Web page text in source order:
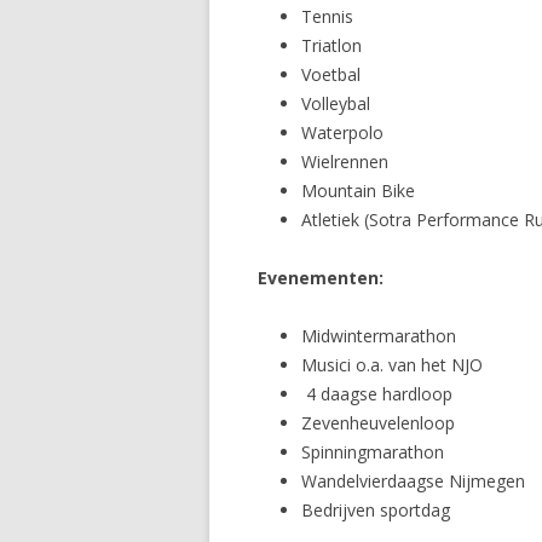
Tennis
Triatlon
Voetbal
Volleybal
Waterpolo
Wielrennen
Mountain Bike
Atletiek (Sotra Performance
Evenementen:
Midwintermarathon
Musici o.a. van het NJO
4 daagse hardloop
Zevenheuvelenloop
Spinningmarathon
Wandelvierdaagse Nijmegen
Bedrijven sportdag